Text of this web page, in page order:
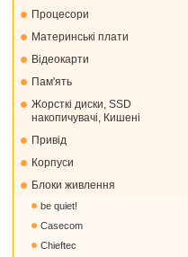
Процесори
Материнські плати
Відеокарти
Пам'ять
Жорсткі диски, SSD
накопичувачі, Кишені
Привід
Корпуси
Блоки живлення
be quiet!
Casecom
Chieftec